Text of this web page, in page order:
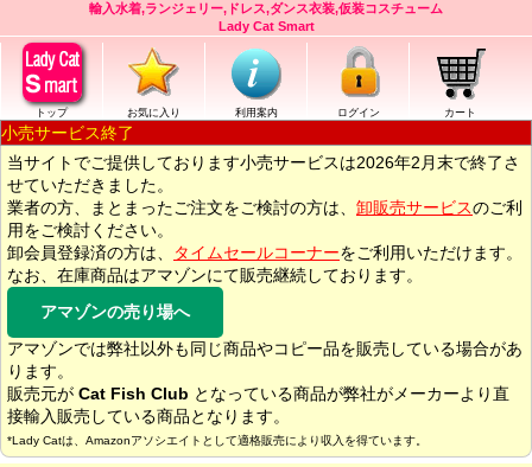
輸入水着,ランジェリー,ドレス,ダンス衣装,仮装コスチューム
Lady Cat Smart
トップ お気に入り 利用案内 ログイン カート
小売サービス終了
当サイトでご提供しております小売サービスは2026年2月末で終了さ
せていただきました。
業者の方、まとまったご注文をご検討の方は、 卸販売サービスのご利
用をご検討ください。
卸会員登録済の方は、
タイムセールコーナーをご利用いただけます。
なお、在庫商品はアマゾンにて販売継続しております。
アマゾンの売り場へ
アマゾンでは弊社以外も同じ商品やコピー品を販売している場合があ
ります。
販売元が Cat Fish Club となっている商品が弊社がメーカーより直
接輸入販売している商品となります。
*Lady Catは、Amazonアソシエイトとして適格販売により収入を得ています。